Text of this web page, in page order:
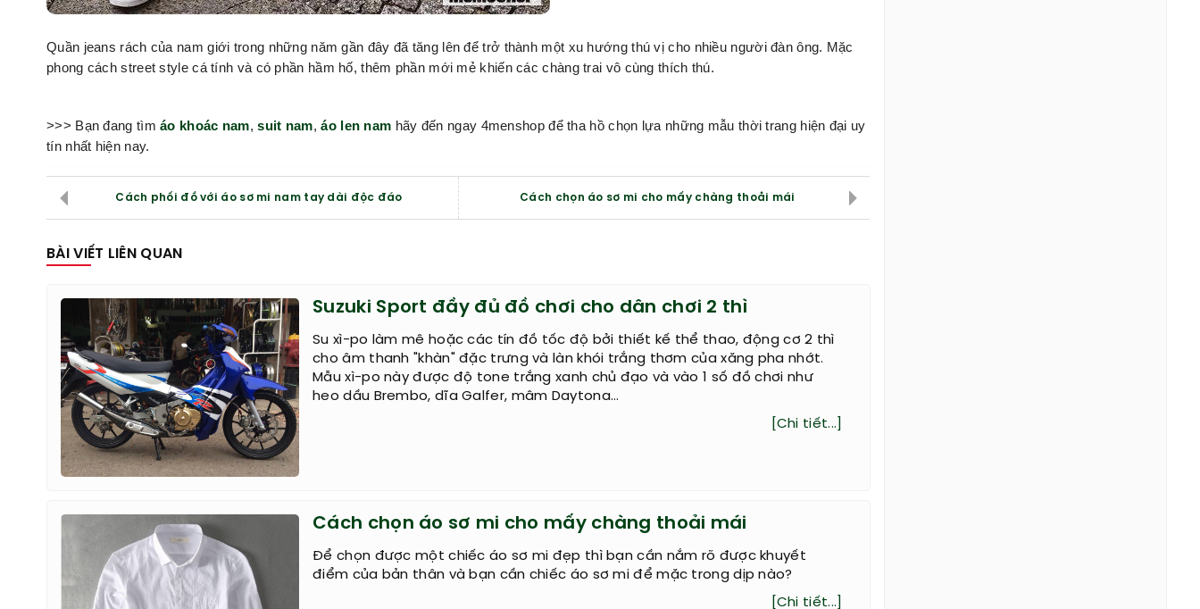
Quần jeans rách của nam giới trong những năm gần đây đã tăng lên để trở thành một xu hướng thú vị cho nhiều người đàn ông. Mặc
phong cách street style cá tính và có phần hầm hố, thêm phần mới mẻ khiến các chàng trai vô cùng thích thú.
>>> Bạn đang tìmáo khoác nam,suit nam,áo len nam hãy đến ngay 4menshop để tha hồ chọn lựa những mẫu thời trang hiện đại uy
tín nhất hiện nay.
Cách phối đồ với áo sơ mi nam tay dài độc đáo Cách chọn áo sơ mi cho mấy chàng thoải mái
BÀI VIẾT LIÊN QUAN
Suzuki Sport đầy đủ đồ chơi cho dân chơi 2 thì
Su xì-po làm mê hoặc các tín đồ tốc độ bởi thiết kế thể thao, động cơ 2 thì
cho âm thanh "khàn" đặc trưng và làn khói trắng thơm của xăng pha nhớt.
Mẫu xì-po này được độ tone trắng xanh chủ đạo và vào 1 số đồ chơi như
heo dầu Brembo, dĩa Galfer, mâm Daytona...
[Chi tiết...]
Cách chọn áo sơ mi cho mấy chàng thoải mái
Để chọn được một chiếc áo sơ mi đẹp thì bạn cần nắm rõ được khuyết
điểm của bản thân và bạn cần chiếc áo sơ mi để mặc trong dịp nào?
[Chi tiết...]